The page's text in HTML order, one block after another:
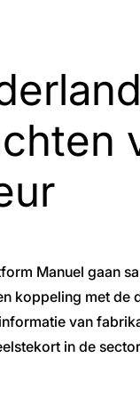
Manuel gaan
koppeling met de
van
in de